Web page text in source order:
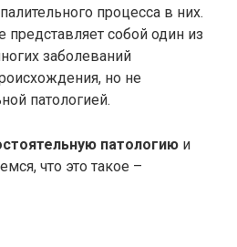
процесса в них.
представляет собой один из
заболеваний
но не
патологией.
патологию и
что это такое –